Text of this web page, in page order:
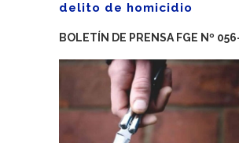
delito de homicidio
BOLETÍN DE PRENSA FGE Nº